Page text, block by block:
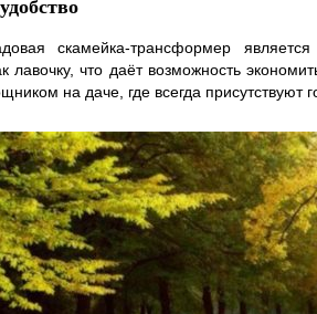
скамейка-трансформер
лавочку, что даёт возможность
на даче, где всегда присутствуют